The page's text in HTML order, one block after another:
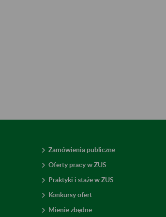
Zamówienia publiczne
Oferty pracy w ZUS
Praktyki i staże w ZUS
Konkursy ofert
Mienie zbędne